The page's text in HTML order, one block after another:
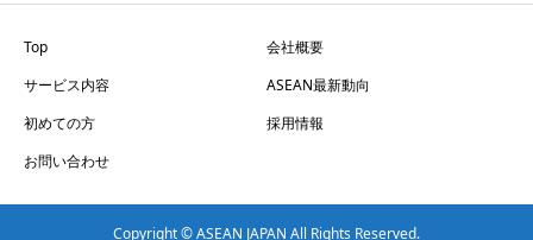
Top
会社概要
サービス内容
ASEAN最新動向
初めての方
採用情報
お問い合わせ
Copyright © ASEAN JAPAN All Rights Reserved.